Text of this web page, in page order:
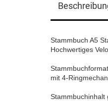
Stammbuch A5
Hochwertiges
mit 4-
Stammbuchinhalt